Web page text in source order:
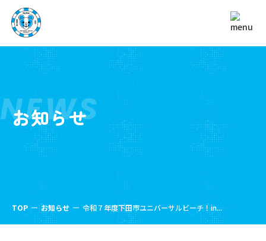
お知らせ
NEWS
TOP お知らせ 令和７年度下田市ユニバーサルビーチ！in...